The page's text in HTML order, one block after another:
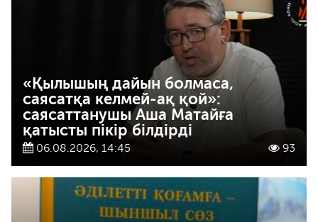
«Қылышың дайын болмаса,
саясатқа келмей-ақ қой»:
саясаттанушы Аша Матайға
қатысты пікір білдірді
06.08.2026, 14:45 93